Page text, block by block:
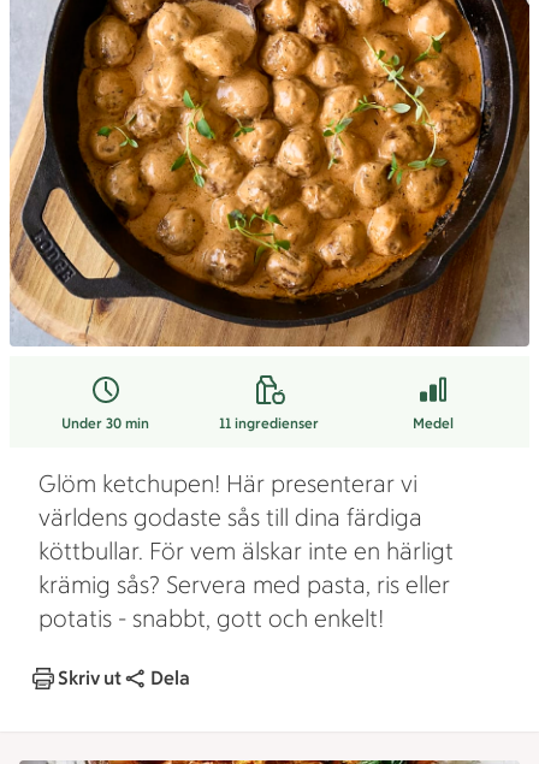
Under 30 min 11ingredienser Medel
Glöm ketchupen! Här presenterar vi
världens godaste sås till dina färdiga
köttbullar. För vem älskar inte en härligt
krämig sås? Servera med pasta, ris eller
potatis - snabbt, gott och enkelt!
Skriv ut Dela